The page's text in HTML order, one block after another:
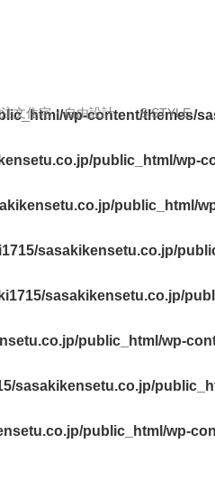
注文住宅・自由設計 S.STYLE
wp-content/themes/
public_html/wp-
public_html/
sasakikensetu.co.jp/
sasakikensetu.co.jp/
public_html/wp-
sasakikensetu.co.jp/
public_html/wp-